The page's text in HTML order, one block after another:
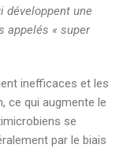
développent une
appelés « super
inefficaces et les
ce qui augmente le
se
par le biais